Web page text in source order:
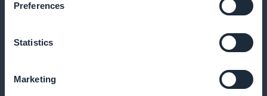
Preferences
Statistics
Marketing
Gør opmærksom på dine abonnementer med klare,
Hele opskriften er din